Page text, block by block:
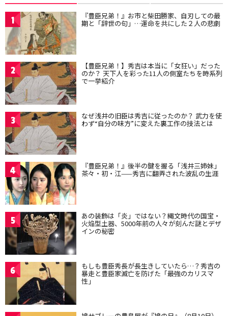
1 『豊臣兄弟！』お市と柴田勝家、自刃しての最
期と「辞世の句」…運命を共にした２人の悲劇
2 【豊臣兄弟！】秀吉は本当に「女狂い」だった
のか？ 天下人を彩った11人の側室たちを時系列
で一挙紹介
3 なぜ浅井の旧臣は秀吉に従ったのか？ 武力を使
わず“自分の味方”に変えた裏工作の技法とは
4 『豊臣兄弟！』後半の鍵を握る「浅井三姉妹」
茶々・初・江——秀吉に翻弄された波乱の生涯
5 あの装飾は「炎」ではない？縄文時代の国宝・
火焔型土器、5000年前の人々が刻んだ謎とデザ
インの秘密
6 もしも豊臣秀長が長生きしていたら…？秀吉の
暴走と豊臣家滅亡を防げた「最強のカリスマ
性」